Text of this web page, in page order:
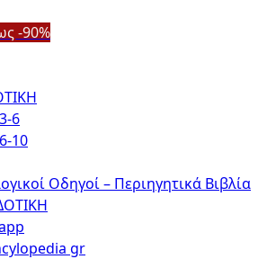
-90%
6
10
Οδηγοί – Περιηγητικά Βιβλία
gr